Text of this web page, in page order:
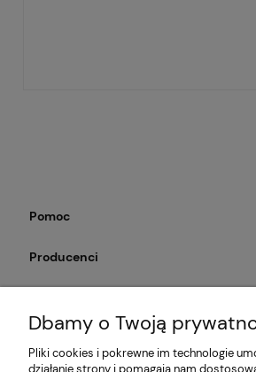
Pomoc
Producenci
Dbamy o Twoją
Pliki cookies i pokrewne im technologie
działanie strony i pomagają nam